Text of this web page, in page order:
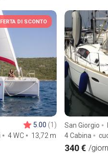
DI SCONTO
4 WC 13,72 m
5.00 (1) San Giorgio
4 Cabina
340 € /